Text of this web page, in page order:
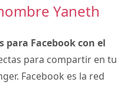
Yaneth
Facebook con el
para compartir en tu
Facebook es la red